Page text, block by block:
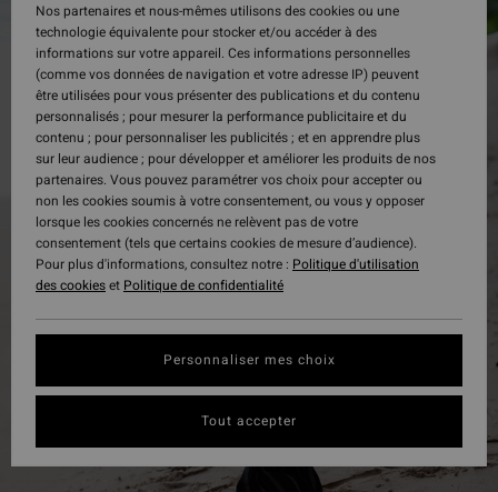
Nos partenaires et nous-mêmes utilisons des cookies ou une
technologie équivalente pour stocker et/ou accéder à des
informations sur votre appareil. Ces informations personnelles
(comme vos données de navigation et votre adresse IP) peuvent
être utilisées pour vous présenter des publications et du contenu
personnalisés ; pour mesurer la performance publicitaire et du
contenu ; pour personnaliser les publicités ; et en apprendre plus
sur leur audience ; pour développer et améliorer les produits de nos
partenaires. Vous pouvez paramétrer vos choix pour accepter ou
non les cookies soumis à votre consentement, ou vous y opposer
lorsque les cookies concernés ne relèvent pas de votre
consentement (tels que certains cookies de mesure d’audience).
Pour plus d'informations, consultez notre : Politique d'utilisation
des cookieset Politique de confidentialité
Personnaliser mes choix
Tout accepter